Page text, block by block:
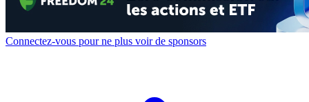
Connectez-vous pour ne plus voir de sponsors